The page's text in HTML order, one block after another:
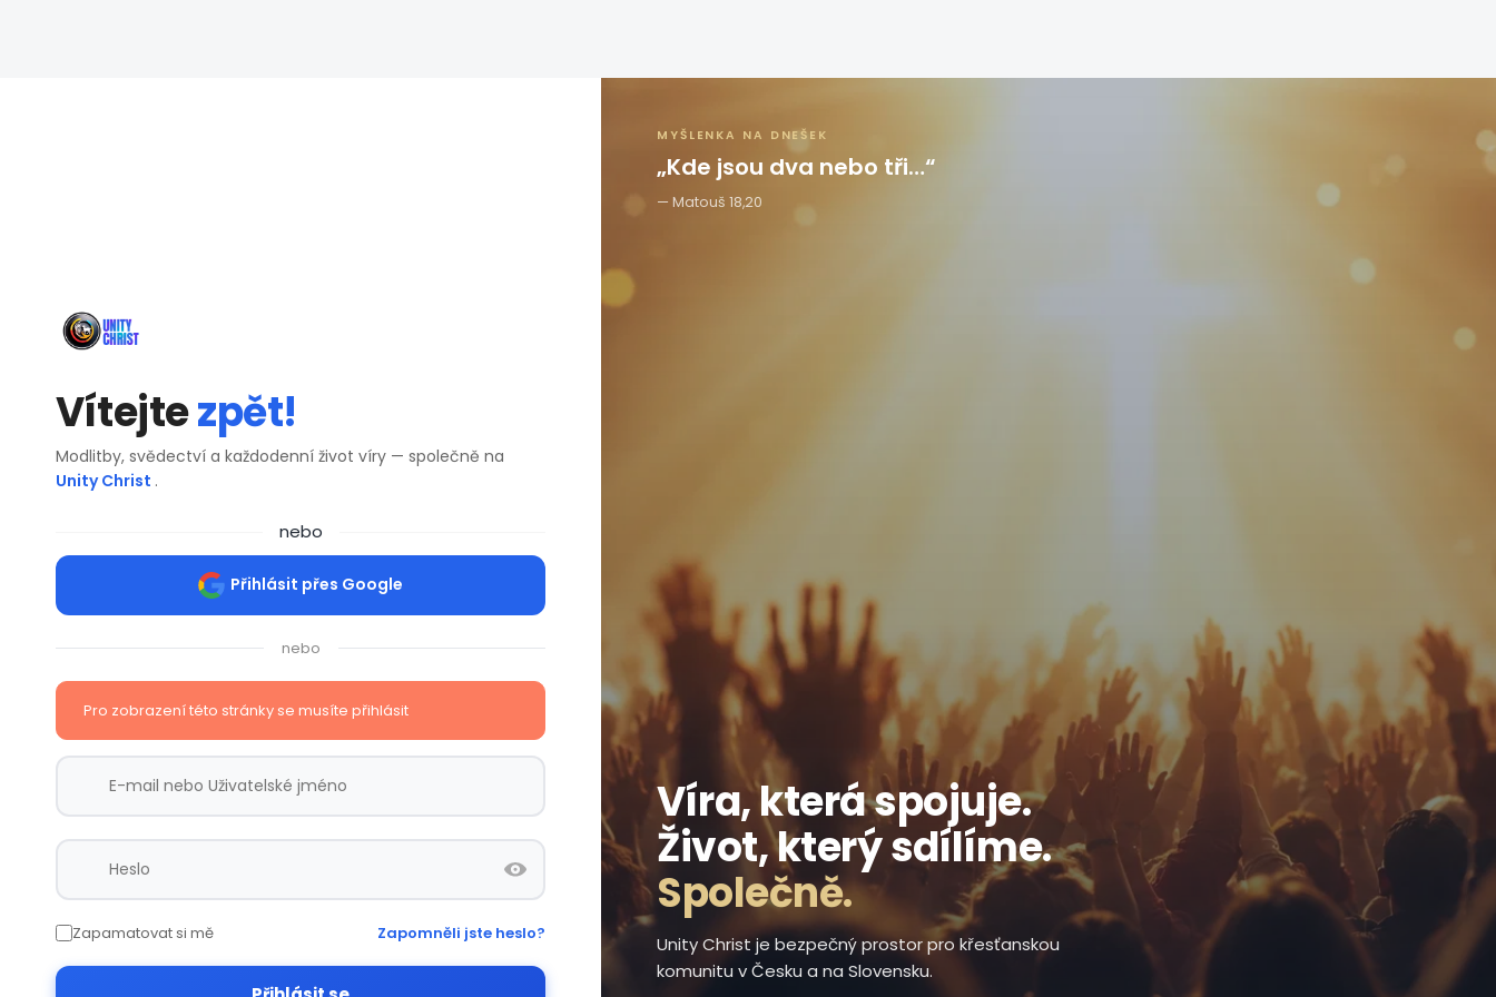
Vítejtezpět!
Modlitby, svědectví a každodenní život víry — společně na
Unity Christ .
nebo
Přihlásit přes Google
nebo
Pro zobrazení této stránky se musíte přihlásit
Zapamatovat si mě Zapomněli jste heslo?
Víra, která spojuje.
Život, který sdílíme.
Společně.
Unity Christ je bezpečný prostor pro křesťanskou
komunitu v Česku a na Slovensku.
MYŠLENKA NA DNEŠEK
„Kde jsou dva nebo tři…“
Matouš 18,20